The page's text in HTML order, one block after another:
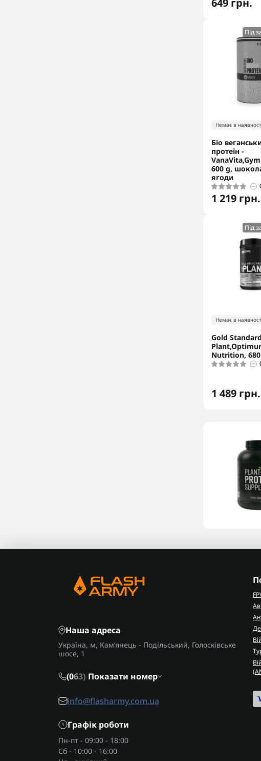
649 грн.
Під
Немає в
Біо
протеїн -
600 g,
ягоди
1 219 грн.
Під
Немає в
Gold
Nutrition, 680
1 489 грн.
Наша адреса
Україна, м, Кам’янець - Подільський, Голосківське
шосе, 1
(063) Показати номер
info@flasharmy.com.ua
Графік роботи
Пн-пт - 09:00 - 18:00
Сб - 10:00 - 16:00